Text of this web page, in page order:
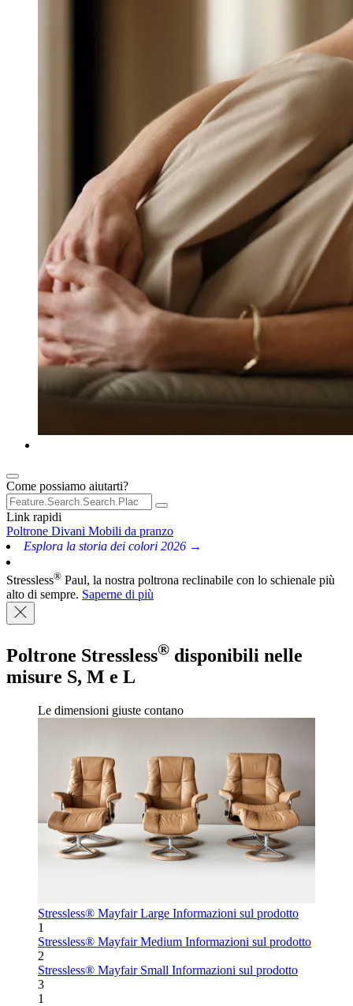
Come possiamo aiutarti?
Link rapidi
Poltrone Divani Mobili da pranzo
Esplora la storia dei colori 2026 →
Stressless® Paul, la nostra poltrona reclinabile con lo schienale più
alto di sempre. Saperne di più
Poltrone Stressless® disponibili nelle
misure S, M e L
Le dimensioni giuste contano
Stressless® Mayfair Large Informazioni sul prodotto
1
Stressless® Mayfair Medium Informazioni sul prodotto
2
Stressless® Mayfair Small Informazioni sul prodotto
3
1